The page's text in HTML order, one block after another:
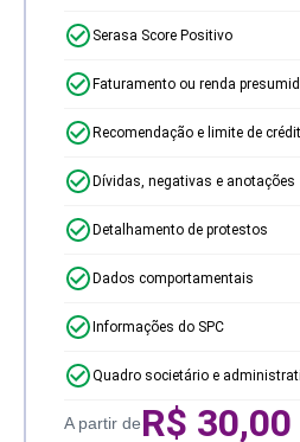
Serasa Score Positivo
Faturamento ou renda
Recomendação e limite de
Dívidas, negativas e anotações
Detalhamento de protestos
Dados comportamentais
Informações do SPC
Quadro societário e
A partir deR$ 30,00